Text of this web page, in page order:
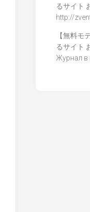
るサイト
http://
【無料モ
るサイト
Журнал в